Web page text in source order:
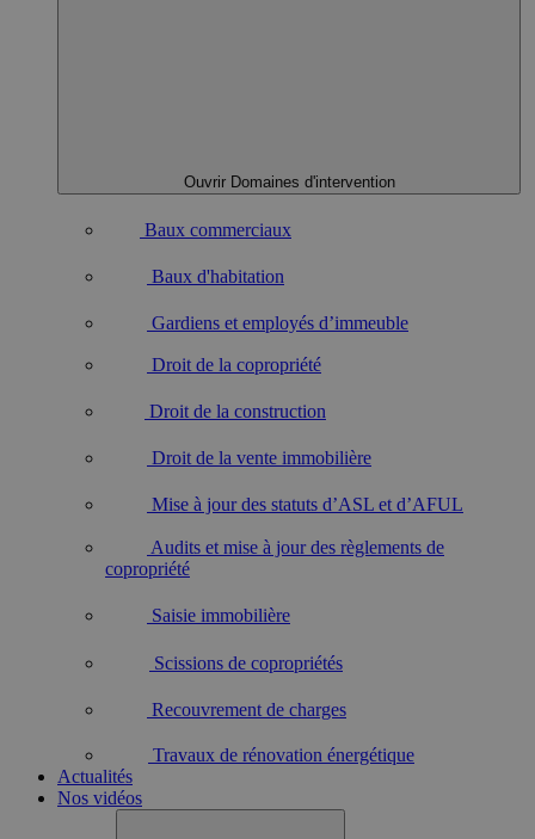
Ouvrir Domaines d'intervention
Baux commerciaux
Baux d'habitation
Gardiens et employés d’immeuble
Droit de la copropriété
Droit de la construction
Droit de la vente immobilière
Mise à jour des statuts d’ASL et d’AFUL
Audits et mise à jour des règlements de
copropriété
Saisie immobilière
Scissions de copropriétés
Recouvrement de charges
Travaux de rénovation énergétique
Actualités
Nos vidéos